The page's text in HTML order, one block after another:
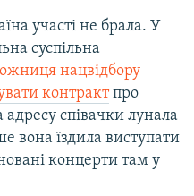
участі не брала. У
суспільна
нацвідбору
контрактпро
співачки лунала
вона їздила виступати
концерти там у